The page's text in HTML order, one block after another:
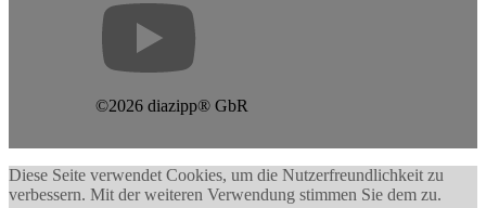
©2026 diazipp® GbR
Diese Seite verwendet Cookies, um die Nutzerfreundlichkeit zu
verbessern. Mit der weiteren Verwendung stimmen Sie dem zu.